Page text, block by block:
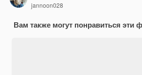
jannoon028
Вам также могут понравиться эти